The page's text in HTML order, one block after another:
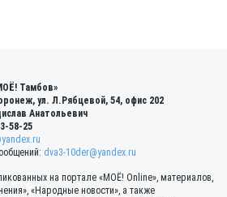
Тамбов»
ул. Л.Рябцевой, 54, офис 202
Анатольевич
58-25
dva3-10der@yandex.ru
на портале «МОЁ! Online», материалов,
«Народные новости», а также